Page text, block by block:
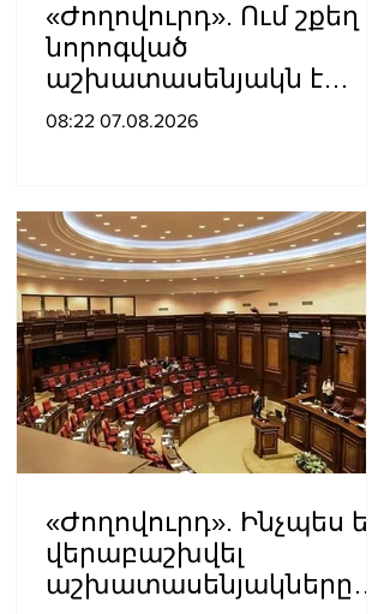
«Ժողովուրդ». Ում շքեղ
նորոգված
աշխատասենյակն է
տրամադրվել Արայիկ
08:22 07.08.2026
«Ժողովուրդ». Ինչպես են
վերաբաշխվել
աշխատասենյակները